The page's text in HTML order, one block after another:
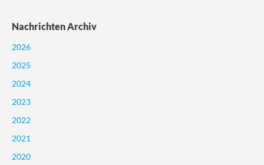
Nachrichten Archiv
2026
2025
2024
2023
2022
2021
2020